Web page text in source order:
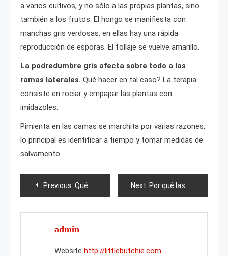
a varios cultivos, y no sólo a las propias plantas, sino
también a los frutos. El hongo se manifiesta con
manchas gris verdosas, en ellas hay una rápida
reproducción de esporas. El follaje se vuelve amarillo.
La podredumbre gris afecta sobre todo a las
ramas laterales. Qué hacer en tal caso? La terapia
consiste en rociar y empapar las plantas con
imidazoles.
Pimienta en las camas se marchita por varias razones,
lo principal es identificar a tiempo y tomar medidas de
salvamento.
Post
navigation
Previous: Qué baya se parece a una frambuesa? Next: Por qué las uvas se cubren de placa blanca y qué hacer al respecto?
admin
Website http://littlebutchie.com